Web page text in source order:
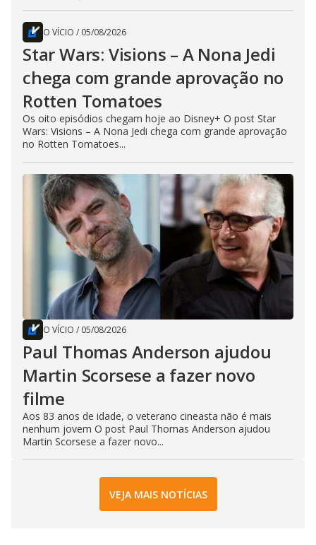
O VÍCIO / 05/08/2026
Star Wars: Visions – A Nona Jedi
chega com grande aprovação no
Rotten Tomatoes
Os oito episódios chegam hoje ao Disney+ O post Star
Wars: Visions – A Nona Jedi chega com grande aprovação
no Rotten Tomatoes...
O VÍCIO / 05/08/2026
Paul Thomas Anderson ajudou
Martin Scorsese a fazer novo
filme
Aos 83 anos de idade, o veterano cineasta não é mais
nenhum jovem O post Paul Thomas Anderson ajudou
Martin Scorsese a fazer novo...
VEJA MAIS NOTÍCIAS